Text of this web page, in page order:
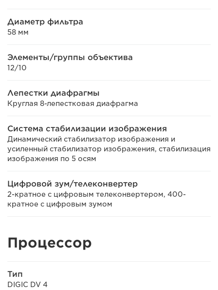
Диаметр фильтра
58 мм
Элементы/группы объектива
12/10
Лепестки диафрагмы
Круглая 8-лепестковая диафрагма
Система стабилизации изображения
Динамический стабилизатор изображения и
усиленный стабилизатор изображения, стабилизация
изображения по 5 осям
Цифровой зум/телеконвертер
2-кратное с цифровым телеконвертером, 400-
кратное с цифровым зумом
Процессор
Тип
DIGIC DV 4